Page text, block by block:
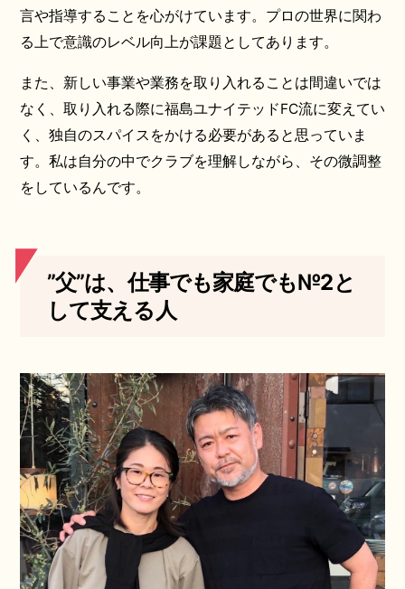
言や指導することを心がけています。プロの世界に関わ
る上で意識のレベル向上が課題としてあります。
また、新しい事業や業務を取り入れることは間違いでは
なく、取り入れる際に福島ユナイテッドFC流に変えてい
く、独自のスパイスをかける必要があると思っていま
す。私は自分の中でクラブを理解しながら、その微調整
をしているんです。
”父”は、仕事でも家庭でも№2と
して支える人